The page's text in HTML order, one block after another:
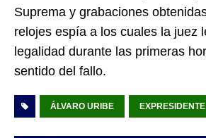
Suprema y grabaciones
relojes espía a los cuales la juez
legalidad durante las primeras
sentido del fallo.
ÁLVARO URIBE